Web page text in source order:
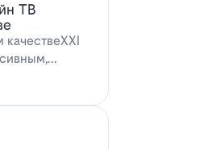
ТВ
доступны